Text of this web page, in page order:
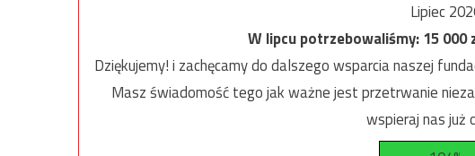
Lipiec
W lipcu potrzebowaliśmy:15 000
Dziękujemy! i zachęcamy do dalszego wsparcia naszej
Masz świadomość tego jak ważne jest przetrwanie
wspieraj nas już